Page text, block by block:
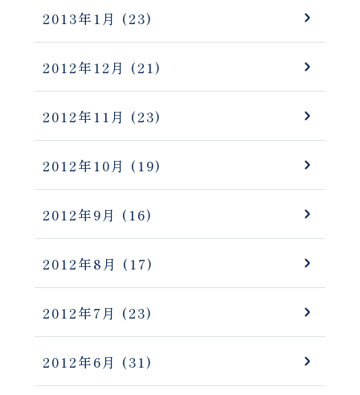
2013年1月 (23)
2012年12月 (21)
2012年11月 (23)
2012年10月 (19)
2012年9月 (16)
2012年8月 (17)
2012年7月 (23)
2012年6月 (31)